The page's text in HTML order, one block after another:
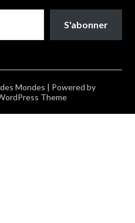
S'abonner
Mondes | Powered by
Theme